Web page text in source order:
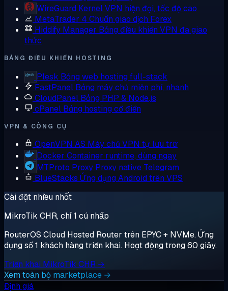
WireGuard Kernel VPN hiện đại, tốc độ cao
MetaTrader 4 Chuẩn giao dịch Forex
Hiddify Manager Bảng điều khiển VPN đa giao
thức
BẢNG ĐIỀU KHIỂN HOSTING
Plesk Bảng web hosting full-stack
FastPanel Bảng máy chủ miễn phí, nhanh
CloudPanel Bảng PHP & Node.js
cPanel Bảng hosting cổ điển
VPN & CÔNG CỤ
OpenVPN AS Máy chủ VPN tự lưu trữ
Docker Container runtime, dùng ngay
MTProto Proxy Proxy native Telegram
BlueStacks Ứng dụng Android trên VPS
Cài đặt nhiều nhất
MikroTik CHR, chỉ 1 cú nhấp
RouterOS Cloud Hosted Router trên EPYC + NVMe. Ứng
dụng số 1 khách hàng triển khai. Hoạt động trong 60 giây.
Triển khai MikroTik CHR →
Xem toàn bộ marketplace →
Định giá